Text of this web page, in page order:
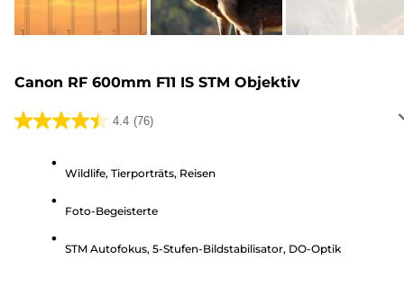
Canon RF 600mm F11 IS STM Objektiv
4.4 (76)
4.4
Sternen.
Bewertungen
Wildlife, Tierporträts, Reisen
Foto-Begeisterte
STM Autofokus, 5-Stufen-Bildstabilisator, DO-Optik